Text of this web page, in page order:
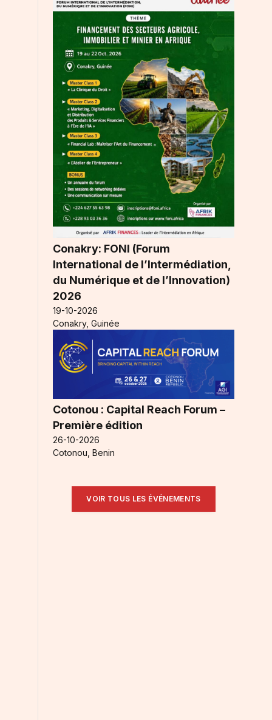
Conakry: FONI (Forum
International de l’Intermédiation,
du Numérique et de l’Innovation)
2026
19-10-2026
Conakry, Guinée
Cotonou : Capital Reach Forum –
Première édition
26-10-2026
Cotonou, Benin
VOIR TOUS LES ÉVÉNEMENTS